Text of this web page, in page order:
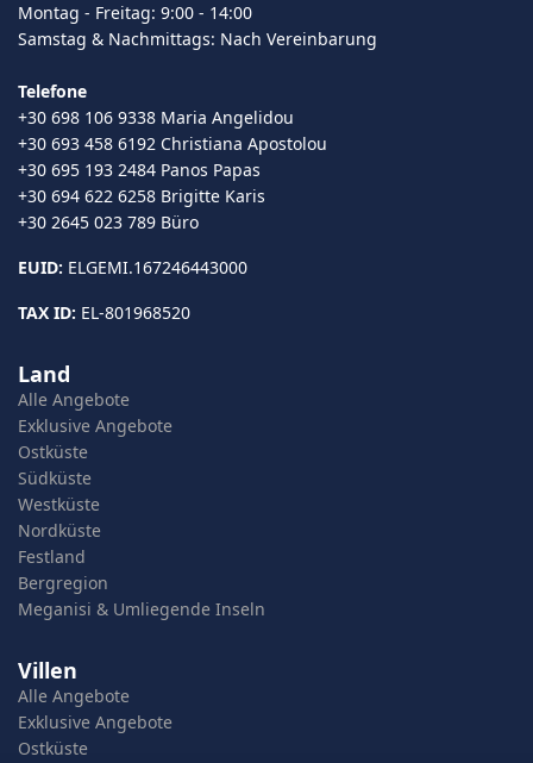
Montag - Freitag: 9:00 - 14:00
Samstag & Nachmittags: Nach Vereinbarung
Telefone
+30 698 106 9338 Maria Angelidou
+30 693 458 6192 Christiana Apostolou
+30 695 193 2484 Panos Papas
+30 694 622 6258 Brigitte Karis
+30 2645 023 789 Büro
EUID: ELGEMI.167246443000
TAX ID: EL-801968520
Land
Alle Angebote
Exklusive Angebote
Ostküste
Südküste
Westküste
Nordküste
Festland
Bergregion
Meganisi & Umliegende Inseln
Villen
Alle Angebote
Exklusive Angebote
Ostküste